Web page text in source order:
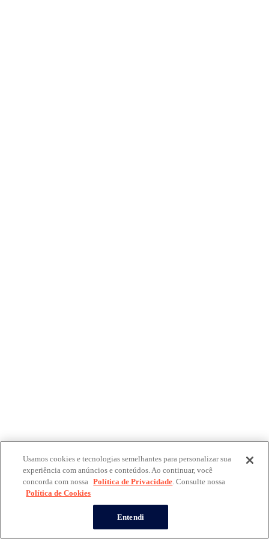
Usamos cookies e tecnologias semelhantes para personalizar sua
experiência com anúncios e conteúdos. Ao continuar, você
concorda com nossa Política de Privacidade. Consulte nossa
Política de Cookies
Entendi